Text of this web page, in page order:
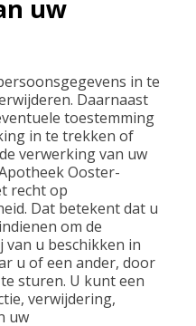
uw
in te
Daarnaast
toestemming
in te trekken of
verwerking van uw
Ooster-
recht op
Dat betekent dat u
om de
van u beschikken in
u of een ander, door
sturen. U kunt een
verwijdering,
uw